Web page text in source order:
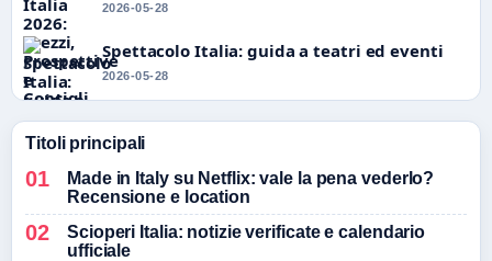
2026-05-28
Spettacolo Italia: guida a teatri ed eventi
2026-05-28
Titoli principali
Made in Italy su Netflix: vale la pena vederlo?
Recensione e location
Scioperi Italia: notizie verificate e calendario
ufficiale